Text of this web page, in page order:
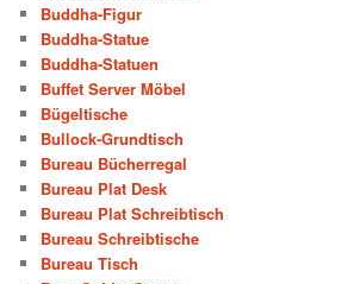
Buddha-Figur
Buddha-Statue
Buddha-Statuen
Buffet Server Möbel
Bügeltische
Bullock-Grundtisch
Bureau Bücherregal
Bureau Plat Desk
Bureau Plat Schreibtisch
Bureau Schreibtische
Bureau Tisch